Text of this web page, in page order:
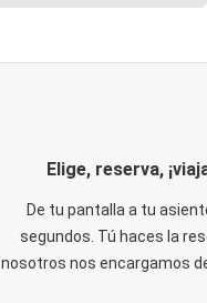
Elige, reserva,
De tu pantalla a tu
segundos. Tú haces la
nosotros nos encargamos